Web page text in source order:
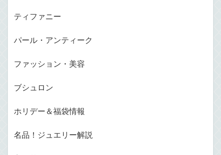
ティファニー
パール・アンティーク
ファッション・美容
ブシュロン
ホリデー＆福袋情報
名品！ジュエリー解説